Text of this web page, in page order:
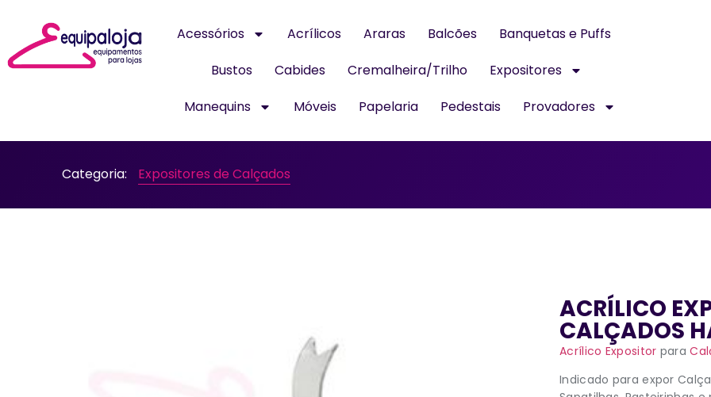
Acessórios Acrílicos Araras Balcões
Banquetas e Puffs
Bustos
Cabides Cremalheira/Trilho
Expositores
Manequins
Móveis Papelaria Pedestais Provadores
Categoria: Expositores de Calçados
ACRÍLICO
CALÇADOS
Acrílico Expositor para
Indicado para expor